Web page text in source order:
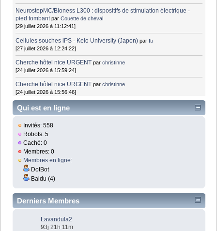
NeurostepMC/Bioness L300 : dispositifs de stimulation électrique -
pied tombant parCouette de cheval
[29 juillet 2026 à 11:12:41]
Cellules souches iPS - Keio University (Japon) parfti
[27 juillet 2026 à 12:24:22]
Cherche hôtel nice URGENT parchristinne
[24 juillet 2026 à 15:59:24]
Cherche hôtel nice URGENT parchristinne
[24 juillet 2026 à 15:56:46]
Qui est en ligne
Invités: 558
Robots: 5
Caché: 0
Membres: 0
Membres en ligne:
DotBot
Baidu (4)
Derniers Membres
Lavandula2
93j 21h 11m